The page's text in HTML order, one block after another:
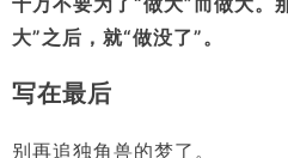
大”之后，就“做没了”。
写在最后
别再追独角兽的梦了。